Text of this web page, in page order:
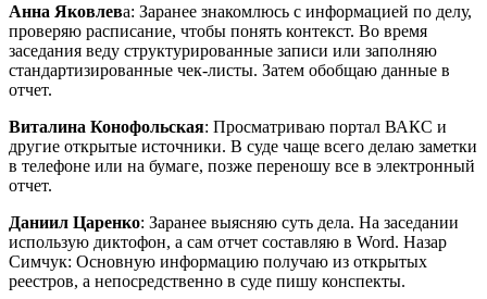
Анна Яковлева: Заранее знакомлюсь с информацией по делу,
проверяю расписание, чтобы понять контекст. Во время
заседания веду структурированные записи или заполняю
стандартизированные чек-листы. Затем обобщаю данные в
отчет.
Виталина Конофольская: Просматриваю портал ВАКС и
другие открытые источники. В суде чаще всего делаю заметки
в телефоне или на бумаге, позже переношу все в электронный
отчет.
Даниил Царенко: Заранее выясняю суть дела. На заседании
использую диктофон, а сам отчет составляю в Word. Назар
Симчук: Основную информацию получаю из открытых
реестров, а непосредственно в суде пишу конспекты.